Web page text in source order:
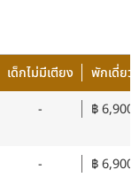
เด็กไม่มีเตียง
พักเดี่ยว
- ฿ 6,900
- ฿ 6,900